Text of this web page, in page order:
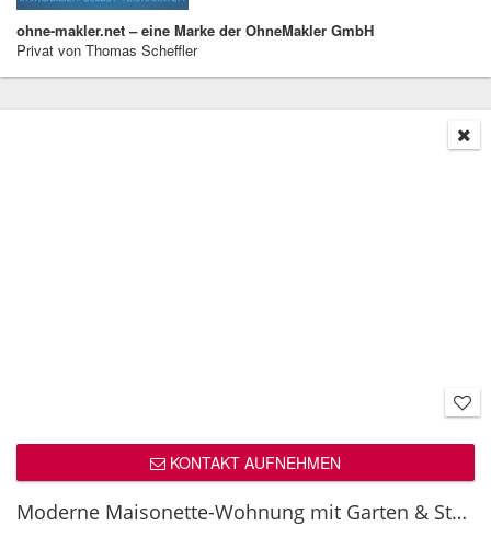
ohne-makler.net – eine Marke der OhneMakler GmbH
Privat von Thomas Scheffler
KONTAKT AUFNEHMEN
Moderne Maisonette-Wohnung mit Garten & Stellplatz in Berlin-Köpenick